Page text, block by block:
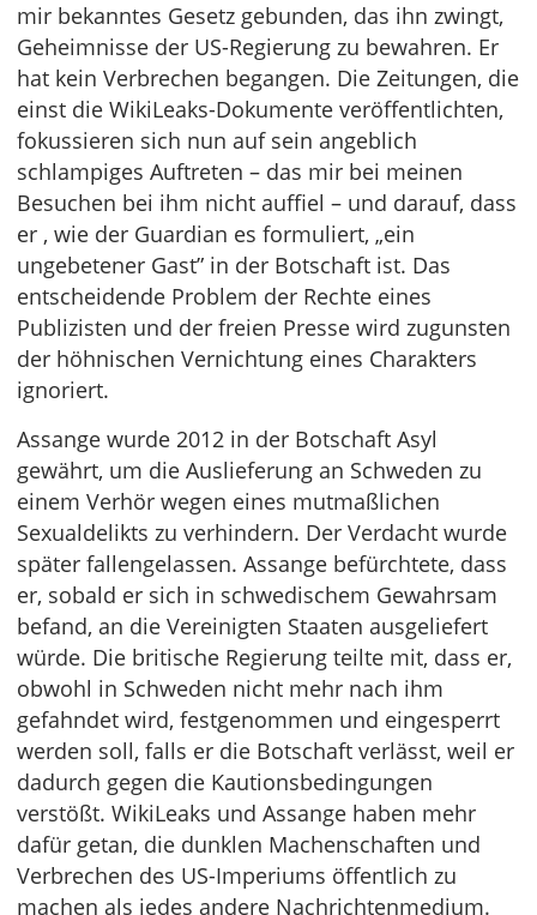
mir bekanntes Gesetz gebunden, das ihn zwingt,
Geheimnisse der US-Regierung zu bewahren. Er
hat kein Verbrechen begangen. Die Zeitungen, die
einst die WikiLeaks-Dokumente veröffentlichten,
fokussieren sich nun auf sein angeblich
schlampiges Auftreten – das mir bei meinen
Besuchen bei ihm nicht auffiel – und darauf, dass
er , wie der Guardian es formuliert, „ein
ungebetener Gast” in der Botschaft ist. Das
entscheidende Problem der Rechte eines
Publizisten und der freien Presse wird zugunsten
der höhnischen Vernichtung eines Charakters
ignoriert.
Assange wurde 2012 in der Botschaft Asyl
gewährt, um die Auslieferung an Schweden zu
einem Verhör wegen eines mutmaßlichen
Sexualdelikts zu verhindern. Der Verdacht wurde
später fallengelassen. Assange befürchtete, dass
er, sobald er sich in schwedischem Gewahrsam
befand, an die Vereinigten Staaten ausgeliefert
würde. Die britische Regierung teilte mit, dass er,
obwohl in Schweden nicht mehr nach ihm
gefahndet wird, festgenommen und eingesperrt
werden soll, falls er die Botschaft verlässt, weil er
dadurch gegen die Kautionsbedingungen
verstößt. WikiLeaks und Assange haben mehr
dafür getan, die dunklen Machenschaften und
Verbrechen des US-Imperiums öffentlich zu
machen als jedes andere Nachrichtenmedium.